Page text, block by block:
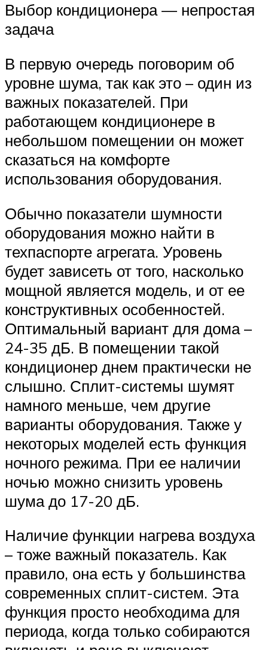
Выбор кондиционера — непростая
задача
В первую очередь поговорим об
уровне шума, так как это – один из
важных показателей. При
работающем кондиционере в
небольшом помещении он может
сказаться на комфорте
использования оборудования.
Обычно показатели шумности
оборудования можно найти в
техпаспорте агрегата. Уровень
будет зависеть от того, насколько
мощной является модель, и от ее
конструктивных особенностей.
Оптимальный вариант для дома –
24-35 дБ. В помещении такой
кондиционер днем практически не
слышно. Сплит-системы шумят
намного меньше, чем другие
варианты оборудования. Также у
некоторых моделей есть функция
ночного режима. При ее наличии
ночью можно снизить уровень
шума до 17-20 дБ.
Наличие функции нагрева воздуха
– тоже важный показатель. Как
правило, она есть у большинства
современных сплит-систем. Эта
функция просто необходима для
периода, когда только собираются